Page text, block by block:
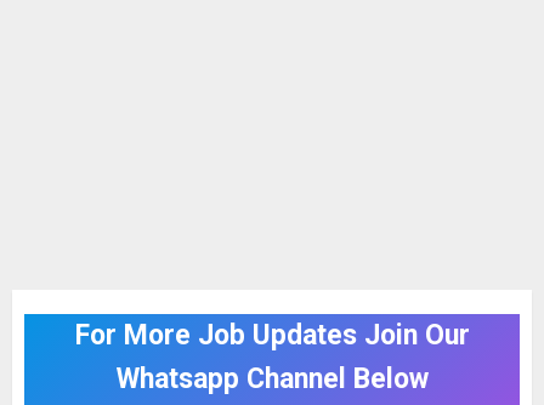
For More Job Updates Join Our
Whatsapp Channel Below